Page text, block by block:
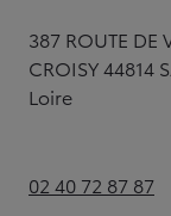
387 ROUTE DE
CROISY 44814
Loire
02 40 72 87 87
(Opens